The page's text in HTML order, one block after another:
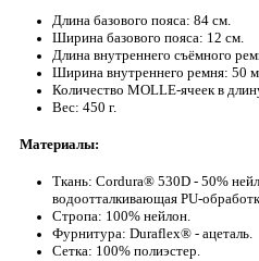
Длина базового пояса: 84 см.
Ширина базового пояса: 12 см.
Длина внутреннего съёмного
Ширина внутреннего ремня: 50
Количество MOLLE-ячеек в
Вес: 450 г.
Материалы:
Ткань: Cordura® 530D - 50%
водоотталкивающая PU-
Стропа: 100% нейлон.
Фурнитура: Duraflex® - ацеталь.
Сетка: 100% полиэстер.